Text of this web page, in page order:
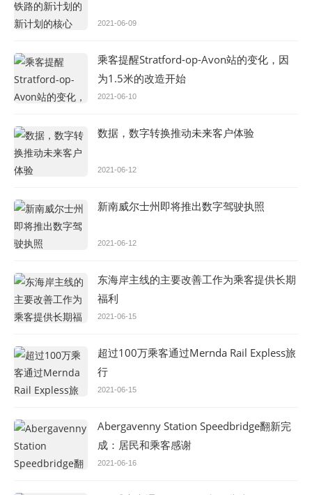
2021-06-09
乘客提醒Stratford-op-Avon站的变化，因
为1.5米的改造开始
2021-06-10
数据，数字转换推动未来客户体验
2021-06-12
新南威尔士州即将推出数字驾驶执照
2021-06-12
东海岸主线的主要改善工作为乘客提供长期
福利
2021-06-15
超过100万乘客通过Mernda Rail Expless旅
行
2021-06-15
Abergavenny Station Speedbridge翻新完
成：居民和乘客感谢
2021-06-16